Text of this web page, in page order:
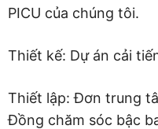
PICU của chúng tôi.
Thiết kế: Dự án cải
Thiết lập: Đơn trung
Đồng chăm sóc bậc